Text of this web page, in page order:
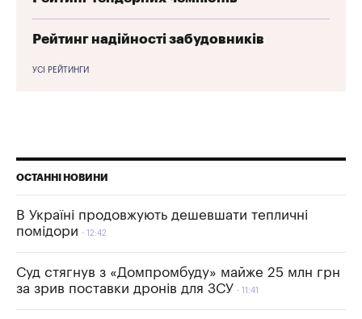
Рейтинг надійності забудовників
УСІ РЕЙТИНГИ
ОСТАННІ НОВИНИ
В Україні продовжують дешевшати тепличні
помідори
12:42
Суд стягнув з «Домпромбуду» майже 25 млн грн
за зрив поставки дронів для ЗСУ
11:41